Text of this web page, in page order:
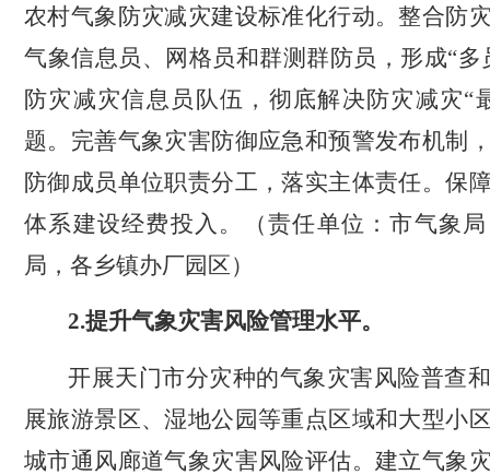
农村气象防灾减灾建设标准化行动。整合防
气象信息员、网格员和群测群防员，形成“多
防灾减灾信息员队伍，彻底解决防灾减灾“
题。完善气象灾害防御应急和预警发布机制
防御成员单位职责分工，落实主体责任。保
体系建设经费投入。（责任单位：市气象
局，各乡镇办厂园区）
2.提升气象灾害风险管理水平。
开展天门市分灾种的气象灾害风险普查
展旅游景区、湿地公园等重点区域和大型小
城市通风廊道气象灾害风险评估。建立气象